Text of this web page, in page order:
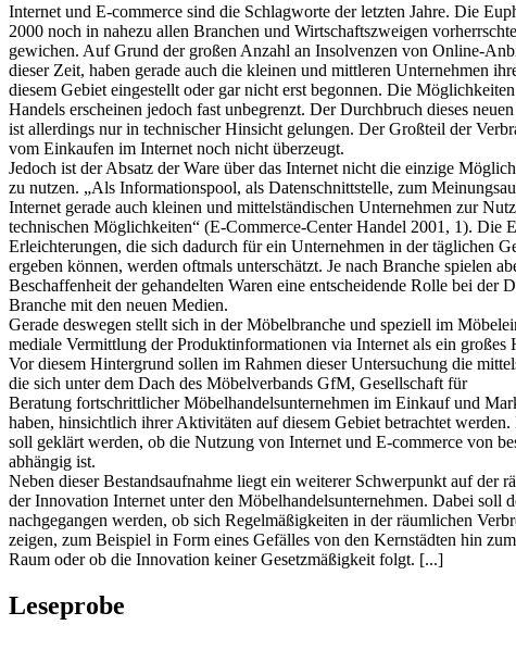
Internet und E-commerce sind die Schlagworte der letzten Jahre. Die
2000 noch in nahezu allen Branchen und Wirtschaftszweigen
gewichen. Auf Grund der großen Anzahl an Insolvenzen von Online-
dieser Zeit, haben gerade auch die kleinen und mittleren Unternehmen
diesem Gebiet eingestellt oder gar nicht erst begonnen. Die
Handels erscheinen jedoch fast unbegrenzt. Der Durchbruch dieses
ist allerdings nur in technischer Hinsicht gelungen. Der Großteil der
vom Einkaufen im Internet noch nicht überzeugt.
Jedoch ist der Absatz der Ware über das Internet nicht die einzige
zu nutzen. „Als Informationspool, als Datenschnittstelle, zum
Internet gerade auch kleinen und mittelständischen Unternehmen zur
technischen Möglichkeiten“ (E-Commerce-Center Handel 2001, 1). Die
Erleichterungen, die sich dadurch für ein Unternehmen in der täglichen
ergeben können, werden oftmals unterschätzt. Je nach Branche spielen
Beschaffenheit der gehandelten Waren eine entscheidende Rolle bei der
Branche mit den neuen Medien.
Gerade deswegen stellt sich in der Möbelbranche und speziell im
mediale Vermittlung der Produktinformationen via Internet als ein großes
Vor diesem Hintergrund sollen im Rahmen dieser Untersuchung die
die sich unter dem Dach des Möbelverbands GfM, Gesellschaft für
Beratung fortschrittlicher Möbelhandelsunternehmen im Einkauf und
haben, hinsichtlich ihrer Aktivitäten auf diesem Gebiet betrachtet werden.
soll geklärt werden, ob die Nutzung von Internet und E-commerce von
abhängig ist.
Neben dieser Bestandsaufnahme liegt ein weiterer Schwerpunkt auf der
der Innovation Internet unter den Möbelhandelsunternehmen. Dabei soll
nachgegangen werden, ob sich Regelmäßigkeiten in der räumlichen
zeigen, zum Beispiel in Form eines Gefälles von den Kernstädten hin
Raum oder ob die Innovation keiner Gesetzmäßigkeit folgt. [...]
Leseprobe